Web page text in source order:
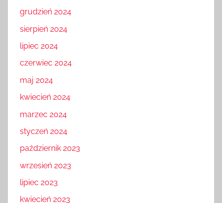
grudzień 2024
sierpień 2024
lipiec 2024
czerwiec 2024
maj 2024
kwiecień 2024
marzec 2024
styczeń 2024
październik 2023
wrzesień 2023
lipiec 2023
kwiecień 2023